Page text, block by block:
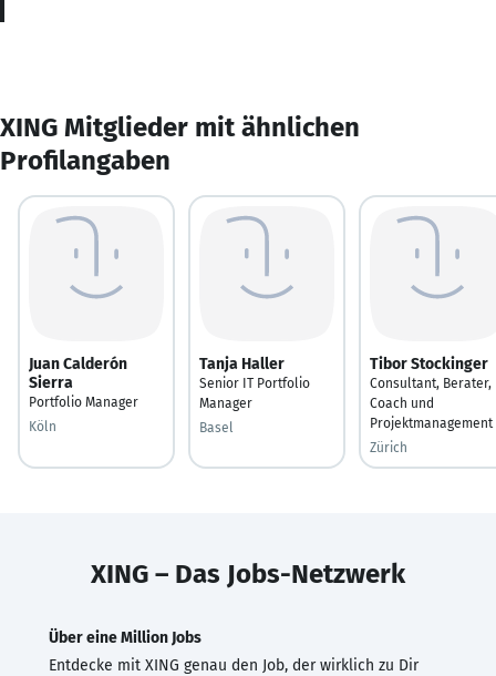
XING Mitglieder mit ähnlichen
Profilangaben
Juan Calderón
Sierra
Portfolio Manager
Köln
Tanja Haller
Senior IT Portfolio
Manager
Basel
Tibor Stockinger
Consultant, Berater,
Coach und
Projektmanagement
Zürich
XING – Das Jobs-Netzwerk
Über eine Million Jobs
Entdecke mit XING genau den Job, der wirklich zu Dir